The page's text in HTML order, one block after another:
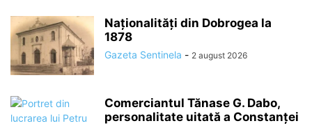
Naționalități din Dobrogea la
1878
Gazeta Sentinela - 2 august 2026
Comerciantul Tănase G. Dabo,
personalitate uitată a Constanței